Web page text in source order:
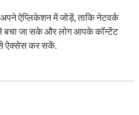
ऐप्लिकेशन में जोड़ें, ताकि नेटवर्क
बचा जा सके और लोग आपके कॉन्टेंट
ऐक्सेस कर सकें.